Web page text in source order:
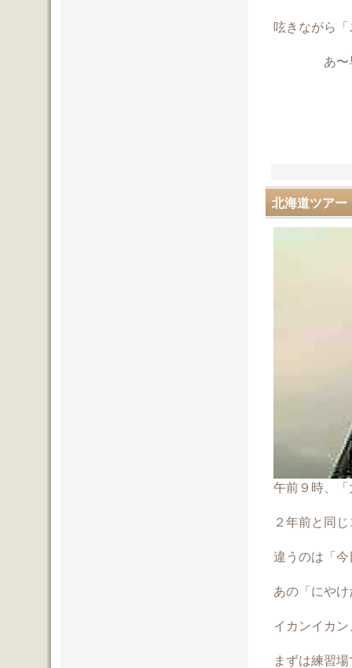
呟きながら
あ〜早く
北海道ツア
午前９時、
２年前と同
違うのは「
あの「にや
イカンイカ
まずは練習